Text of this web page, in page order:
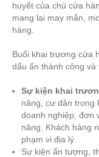
huyết của chủ cửa
mang lại may mắn,
hàng.
Buổi khai trương cửa
dấu ấn thành công
Sự kiện khai
năng, cư dân
doanh nghiệp, đơn
năng. Khách hàng
phạm vi địa lý.
Sự kiện ấn tượng,